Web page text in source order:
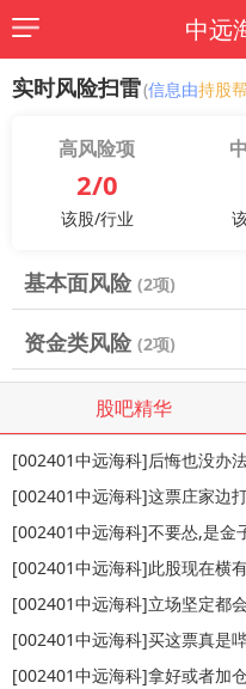
中远
实时风险扫雷(信息由持股
高风险项
2/0
该股/行业
基本面风险 (2项)
资金类风险 (2项)
股吧精华
[002401中远海科]后悔也没办
[002401中远海科]这票庄家边
[002401中远海科]不要怂,是金
[002401中远海科]拿好或者加